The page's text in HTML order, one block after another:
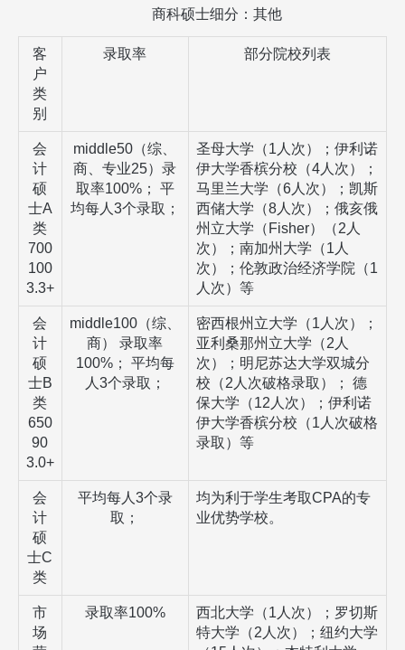
商科硕士细分：其他
客
户
类
别
录取率 部分院校列表
会
计
硕
士A
类
700
100
3.3+
middle50 （综、
商、专业25）录
取率100% ；
平
均每人 3个录取；
圣母大学（1 人次）；伊利诺
伊大学香槟分校（4 人次）；
马里兰大学（6 人次）；凯斯
西储大学（8 人次）；俄亥俄
州立大学（ Fisher）（2 人
次）；南加州大学（1 人
次）；伦敦政治经济学院（1
人次）等
会
计
硕
士B
类
650
90
3.0+
middle100 （综、
商）
录取率
100% ；
平均每
人 3个录取；
密西根州立大学（1 人次）；
亚利桑那州立大学（2 人
次）；明尼苏达大学双城分
校（2 人次破格录取）；
德
保大学（12 人次）；伊利诺
伊大学香槟分校（1 人次破格
录取）等
会
计
硕
士C
类
平均每人 3个录
取；
均为利于学生考取CPA的专
业优势学校。
市
场
录取率100% 西北大学（1 人次）；罗切斯
特大学（2 人次）；纽约大学